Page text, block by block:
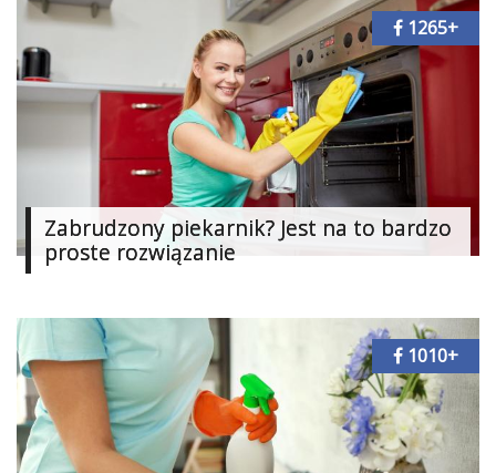
Zabrudzony piekarnik? Jest na to bardzo
proste rozwiązanie
1265+
1010+